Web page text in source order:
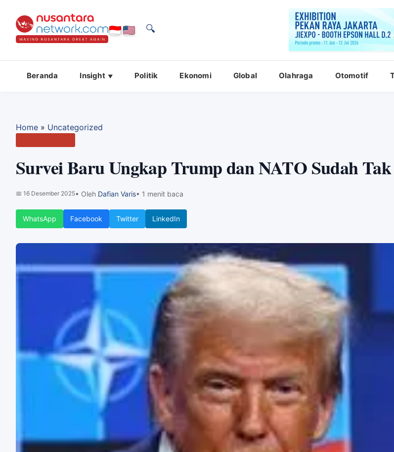
🔍
Beranda Insight Politik Ekonomi Global Olahraga Otomotif
Home » Uncategorized
Survei Baru Ungkap Trump dan NATO Sudah
📅 16 Desember 2025• Oleh Dafian Varis• 1 menit baca
WhatsApp Facebook Twitter LinkedIn